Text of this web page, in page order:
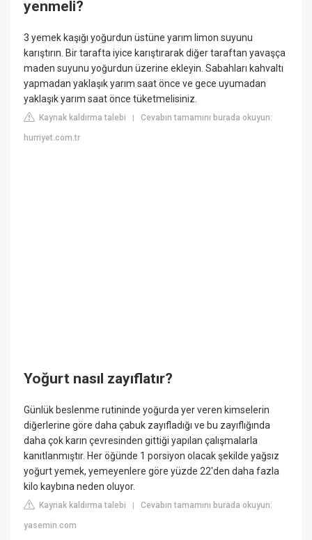
yenmeli?
3 yemek kaşığı yoğurdun üstüne yarım limon suyunu
karıştırın. Bir tarafta iyice karıştırarak diğer taraftan yavaşça
maden suyunu yoğurdun üzerine ekleyin. Sabahları kahvaltı
yapmadan yaklaşık yarım saat önce ve gece uyumadan
yaklaşık yarım saat önce tüketmelisiniz.
Kaynak kaldırma talebi |Cevabın tamamını burada okuyun:
hurriyet.com.tr
Yoğurt nasıl zayıflatır?
Günlük beslenme rutininde yoğurda yer veren kimselerin
diğerlerine göre daha çabuk zayıfladığı ve bu zayıflığında
daha çok karın çevresinden gittiği yapılan çalışmalarla
kanıtlanmıştır. Her öğünde 1 porsiyon olacak şekilde yağsız
yoğurt yemek, yemeyenlere göre yüzde 22'den daha fazla
kilo kaybına neden oluyor.
Kaynak kaldırma talebi |Cevabın tamamını burada okuyun:
yasemin.com